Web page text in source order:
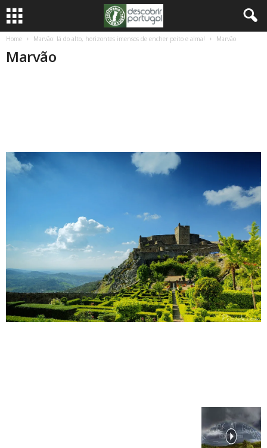
Home Marvão: lá do alto, horizontes imensos de encher peito e alma! Marvão
Marvão